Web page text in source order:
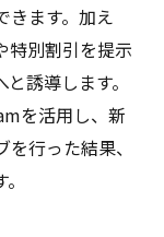
きます。加え
特別割引を提示
誘導します。
を活用し、新
行った結果、